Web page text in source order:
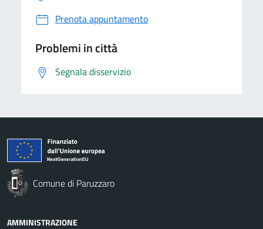
Prenota appuntamento
Problemi in città
Segnala disservizio
Comune di Paruzzaro
AMMINISTRAZIONE